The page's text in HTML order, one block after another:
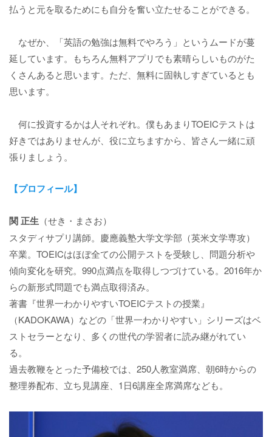
払うと元を取るためにも自分を奮い立たせることができる。
なぜか、「英語の勉強は無料でやろう」というムードが蔓
延しています。もちろん無料アプリでも素晴らしいものがた
くさんあると思います。ただ、無料に固執しすぎているとも
思います。
何に投資するかは人それぞれ。僕もあまりTOEICテストは
好きではありませんが、役に立ちますから、皆さん一緒に頑
張りましょう。
【プロフィール】
関 正生 （せき・まさお）
スタディサプリ講師。慶應義塾大学文学部（英米文学専攻）
卒業。TOEICはほぼ全ての公開テストを受験し、問題分析や
傾向変化を研究。990点満点を取得しつづけている。2016年か
らの新形式問題でも満点取得済み。
著書『世界一わかりやすいTOEICテストの授業』
（KADOKAWA）などの「世界一わかりやすい」シリーズはベ
ストセラーとなり、多くの世代の学習者に読み継がれてい
る。
過去教鞭をとった予備校では、250人教室満席、朝6時からの
整理券配布、立ち見講座、1日6講座全席満席なども。